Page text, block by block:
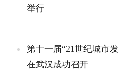
举行
第十一届“21世纪城市
在武汉成功召开